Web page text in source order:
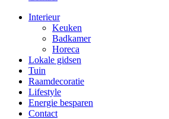
Interieur
Keuken
Badkamer
Horeca
Lokale gidsen
Tuin
Raamdecoratie
Lifestyle
Energie besparen
Contact